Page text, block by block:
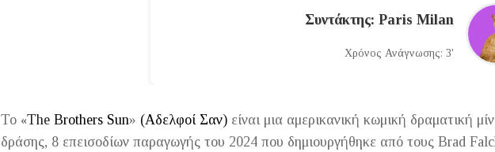
Συντάκτης: Paris Milan
Χρόνος Ανάγνωσης: 3'
Το «The Brothers Sun» (Αδελφοί Σαν) είναι μια αμερικανική κωμική δραματική
δράσης, 8 επεισοδίων παραγωγής του 2024 που δημιουργήθηκε από τους Brad